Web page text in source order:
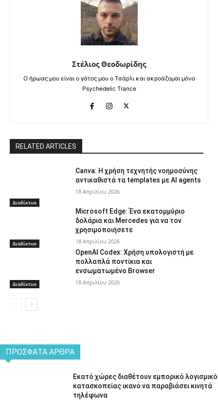
Στέλιος Θεοδωρίδης
Ο ήρωας μου είναι ο γάτος μου ο Τσάρλι και ακροάζομαι μόνο
Psychedelic Trance
RELATED ARTICLES
Διαδίκτυο
Canva: Η χρήση τεχνητής νοημοσύνης
αντικαθιστά τα templates με AI agents
18 Απριλίου 2026
Διαδίκτυο
Microsoft Edge: Ένα εκατομμύριο
δολάρια και Mercedes για να τον
χρησιμοποιήσετε
18 Απριλίου 2026
Διαδίκτυο
OpenAI Codex: Χρήση υπολογιστή με
πολλαπλά ποντίκια και
ενσωματωμένο Browser
18 Απριλίου 2026
ΠΡΌΣΦΑΤΑ ΆΡΘΡΑ
Εκατό χώρες διαθέτουν εμπορικό λογισμικό
κατασκοπείας ικανό να παραβιάσει κινητά
τηλέφωνα